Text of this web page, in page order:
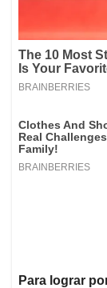
Para lograr